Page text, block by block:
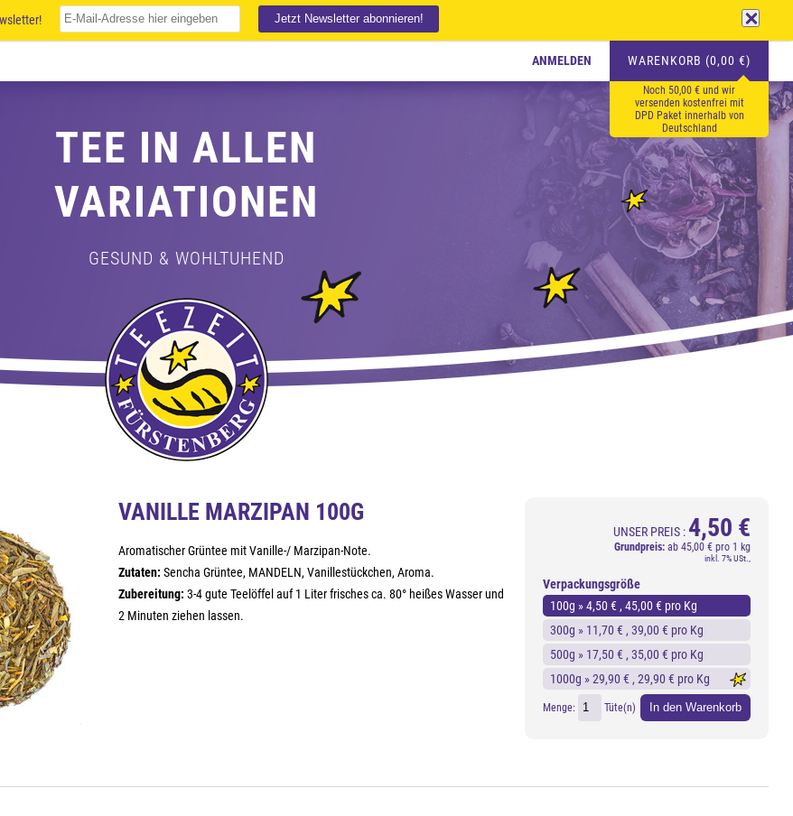
ANMELDEN WARENKORB (0,00 €)
Noch 50,00 € und wir
versenden kostenfrei mit
DPD Paket innerhalb von
Deutschland
TEE IN ALLEN
VARIATIONEN
GESUND & WOHLTUHEND
VANILLE MARZIPAN 100G
Aromatischer Grüntee mit Vanille-/ Marzipan-Note.
Zutaten: Sencha Grüntee, MANDELN, Vanillestückchen, Aroma.
Zubereitung: 3-4 gute Teelöffel auf 1 Liter frisches ca. 80° heißes Wasser und
2 Minuten ziehen lassen.
UNSER PREIS : 4,50 €
Grundpreis: ab 45,00 € pro 1 kg
inkl. 7% USt.,
Verpackungsgröße
100g »4,50 € , 45,00 € pro Kg
300g » 11,70 € , 39,00 € pro Kg
500g » 17,50 € , 35,00 € pro Kg
1000g »29,90 € , 29,90 € pro Kg
Menge: Tüte(n) In den Warenkorb